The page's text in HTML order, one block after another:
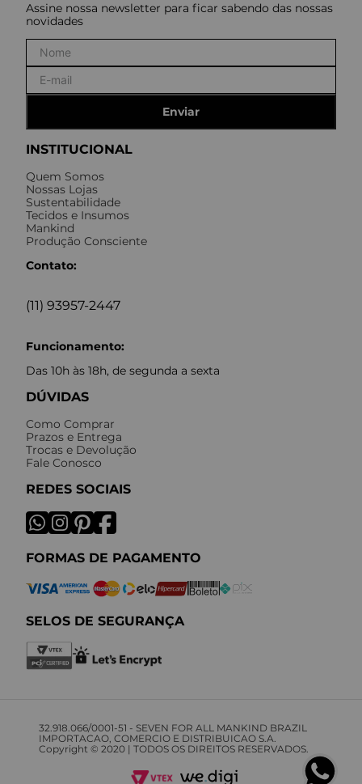
INSTITUCIONAL
Quem Somos
Nossas Lojas
Sustentabilidade
Tecidos e Insumos
Mankind
Produção Consciente
Contato:
(11) 93957-2447
Funcionamento:
Das 10h às 18h, de segunda a sexta
DÚVIDAS
Como Comprar
Prazos e Entrega
Trocas e Devolução
Fale Conosco
REDES SOCIAIS
FORMAS DE PAGAMENTO
SELOS DE SEGURANÇA
Assine nossa newsletter para ficar sabendo das nossas
novidades
Enviar
32.918.066/0001-51 - SEVEN FOR ALL MANKIND BRAZIL
IMPORTACAO, COMERCIO E DISTRIBUICAO S.A.
Copyright © 2020 | TODOS OS DIREITOS RESERVADOS.